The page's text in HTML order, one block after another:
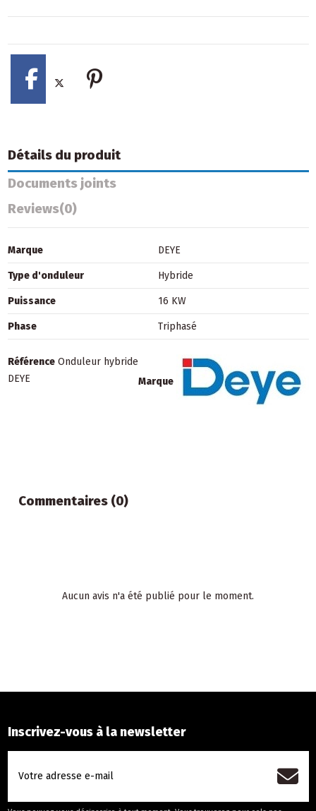
Détails du produit
Documents joints
Reviews(0)
Marque DEYE
Type d'onduleur Hybride
Puissance 16 KW
Phase Triphasé
Marque
Référence Onduleur hybride
DEYE
Commentaires (0)
Aucun avis n'a été publié pour le moment.